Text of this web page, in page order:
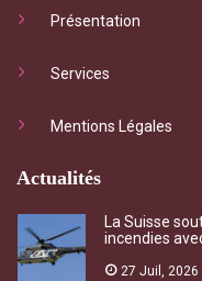
Présentation
Services
Mentions Légales
Actualités
La Suisse
incendies
27 Juil, 2026